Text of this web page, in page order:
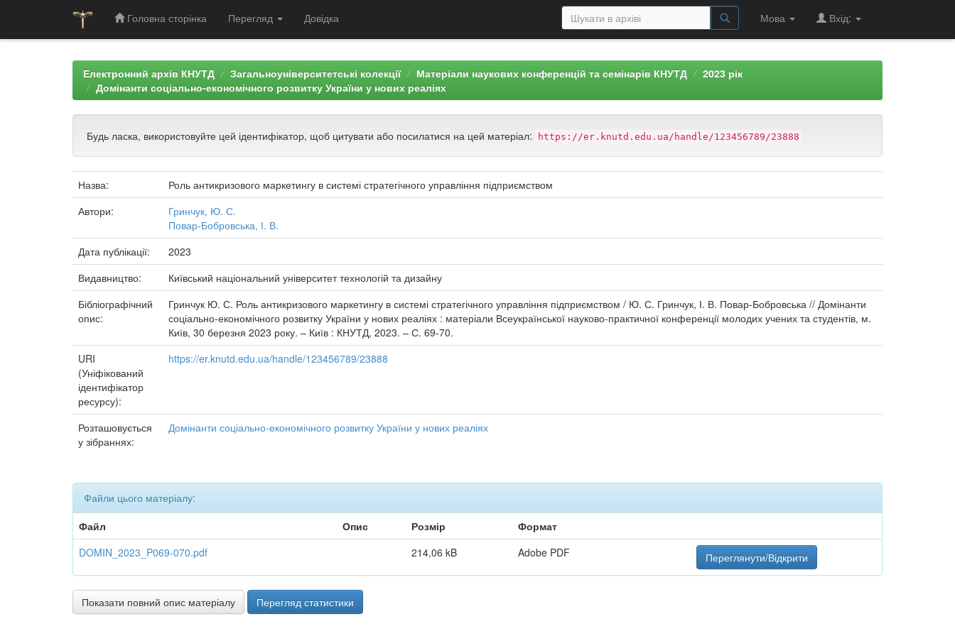
Головна сторінка Перегляд Довідка Мова Вхід:
Електронний архів КНУТД Загальноуніверситетські колекції Матеріали наукових конференцій та семінарів КНУТД
2023 рік
Домінанти соціально-економічного розвитку України у нових реаліях
Будь ласка, використовуйте цей ідентифікатор, щоб цитувати або посилатися на цей матеріал: https://er.knutd.edu.ua/handle/123456789/23888
Назва:
Роль антикризового маркетингу в системі стратегічного управління підприємством
Автори:
Гринчук, Ю. С.
Повар-Бобровська, І. В.
Дата публікації:
2023
Видавництво:
Київський національний університет технологій та дизайну
Бібліографічний
опис:
Гринчук Ю. С. Роль антикризового маркетингу в системі стратегічного управління підприємством / Ю. С. Гринчук, І. В. Повар-Бобровська // Домінанти
соціально-економічного розвитку України у нових реаліях : матеріали Всеукраїнської науково-практичної конференції молодих учених та студентів, м.
Київ, 30 березня 2023 року. – Київ : КНУТД, 2023. – С. 69-70.
URI
(Уніфікований
ідентифікатор
ресурсу):
https://er.knutd.edu.ua/handle/123456789/23888
Розташовується
у зібраннях:
Домінанти соціально-економічного розвитку України у нових реаліях
Файли цього матеріалу:
Файл
Опис Розмір
Формат
DOMIN_2023_P069-070.pdf
214,06 kB Adobe PDF Переглянути/Відкрити
Показати повний опис матеріалу Перегляд статистики